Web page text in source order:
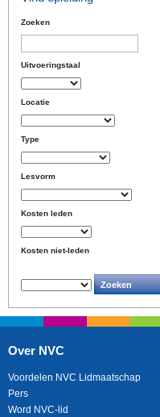
Zoeken
Uitvoeringstaal
Locatie
Type
Lesvorm
Kosten leden
Kosten niet-leden
Over NVC
Voordelen NVC Lidmaatschap
Pers
Word NVC-lid